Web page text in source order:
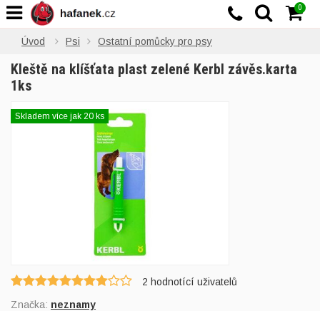
Úvod Psi Ostatní pomůcky pro psy
Kleště na klíšťata plast zelené Kerbl závěs.karta
1ks
Skladem více jak 20 ks
2 hodnotící uživatelů
Značka: neznamy
0